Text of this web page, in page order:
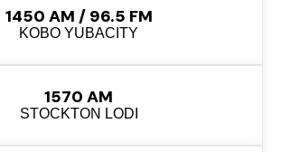
1450 AM / 96.5 FM
KOBO YUBACITY
1570 AM
STOCKTON LODI